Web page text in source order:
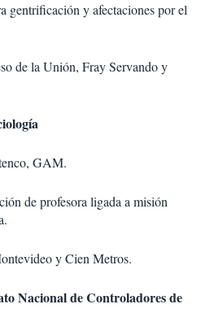
gentrificación y afectaciones por el
de la Unión, Fray Servando y
GAM.
de profesora ligada a misión
y Cien Metros.
Nacional de Controladores de